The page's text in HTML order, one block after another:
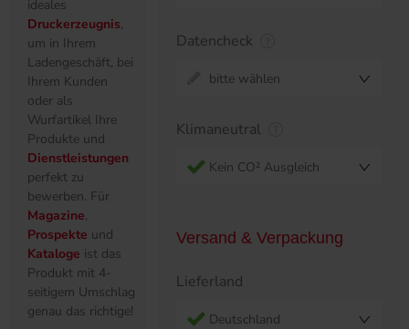
ideales
Druckerzeugnis,
um in Ihrem
Ladengeschäft, bei
Ihrem Kunden
oder als
Wurfartikel Ihre
Produkte und
Dienstleistungen
perfekt zu
bewerben. Für
Magazine,
Prospekte und
Kataloge ist das
Produkt mit 4-
seitigem Umschlag
genau das richtige!
Datencheck
bitte wählen
Klimaneutral
Kein CO² Ausgleich
Versand & Verpackung
Lieferland
Deutschland